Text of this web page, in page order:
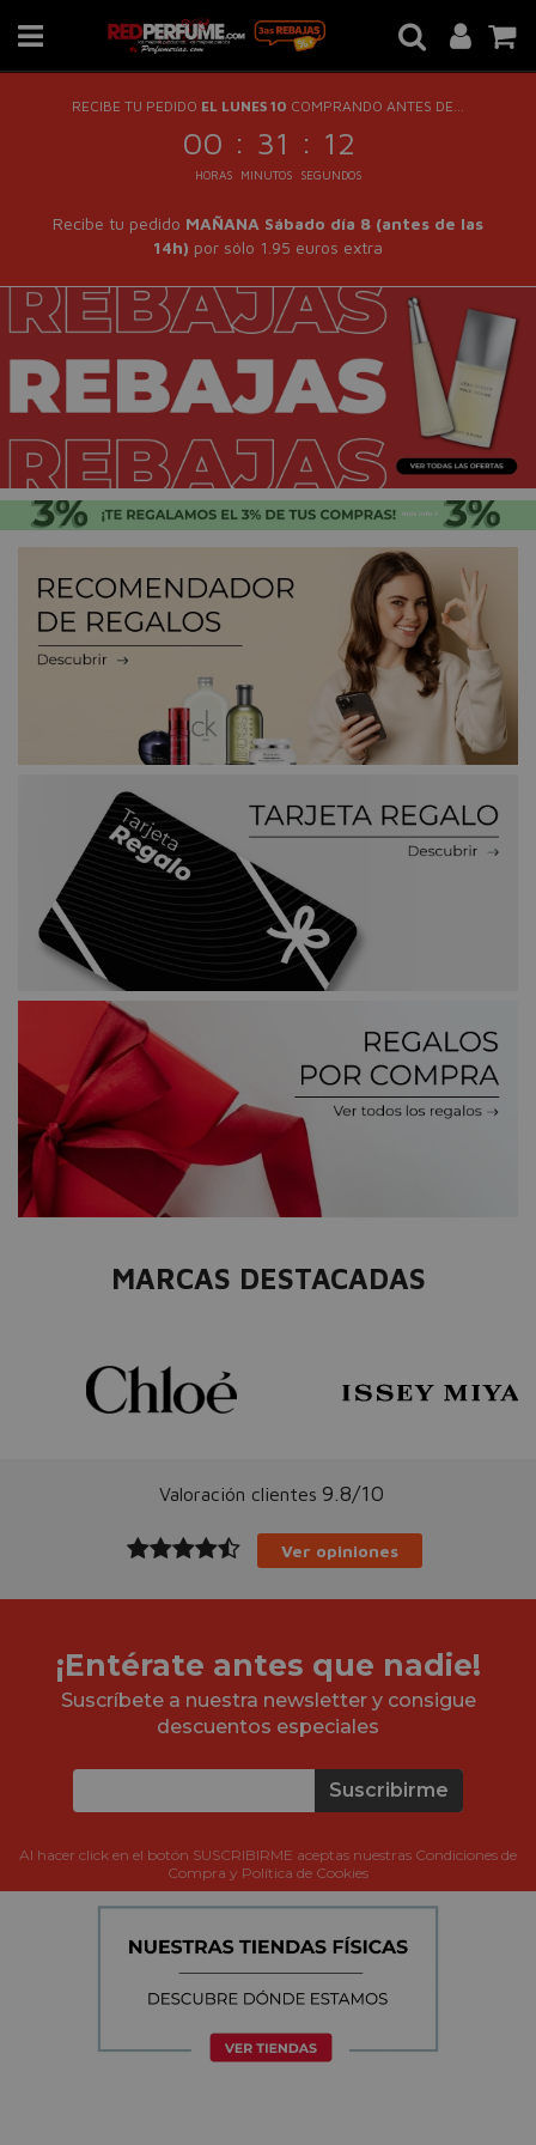
RECIBE TU PEDIDO EL LUNES 10 COMPRANDO ANTES DE...
00 : 31 : 12
HORAS MINUTOS SEGUNDOS
Recibe tu pedido MAÑANA Sábado día 8 (antes de las
14h) por sólo 1.95 euros extra
MARCAS DESTACADAS
Valoración clientes 9.8/10
Ver opiniones
¡Entérate antes que nadie!
Suscríbete a nuestra newsletter y consigue
descuentos especiales
Suscribirme
Al hacer click en el botón SUSCRIBIRME aceptas nuestras Condiciones de
Compra y Política de Cookies